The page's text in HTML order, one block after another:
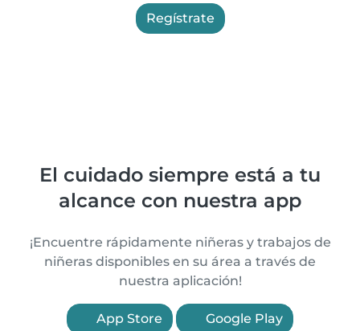
Regístrate
El cuidado siempre está a tu
alcance con nuestra app
¡Encuentre rápidamente niñeras y trabajos de
niñeras disponibles en su área a través de
nuestra aplicación!
App Store Google Play